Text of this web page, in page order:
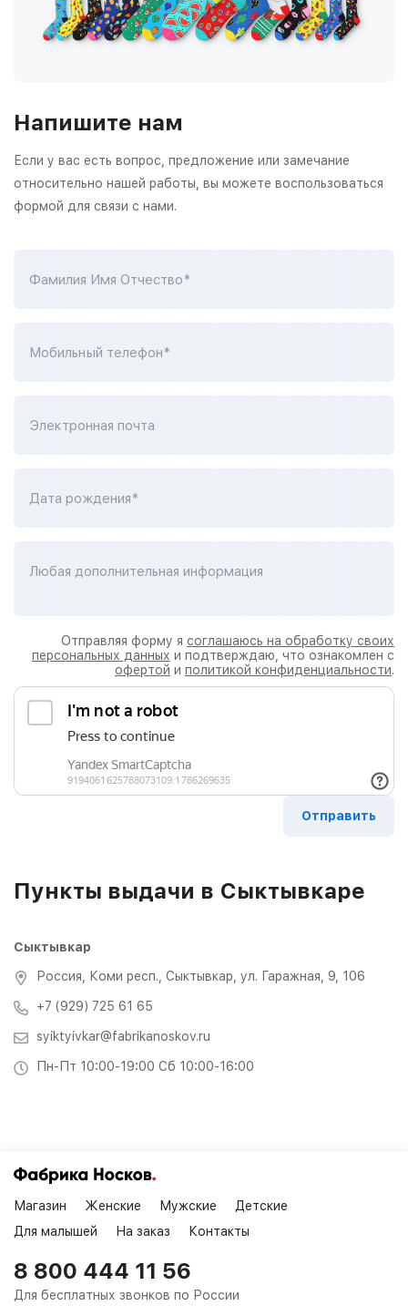
Напишите нам
Если у вас есть вопрос, предложение или замечание
относительно нашей работы, вы можете воспользоваться
формой для связи с нами.
Фамилия Имя Отчество*
Мобильный телефон*
Электронная почта
Дата рождения*
Любая дополнительная информация
Отправляя форму я соглашаюсь на обработку своих
персональных данных и подтверждаю, что ознакомлен с
офертой и политикой конфиденциальности.
Пункты выдачи в Сыктывкаре
Сыктывкар
Россия, Коми респ., Сыктывкар, ул. Гаражная, 9, 106
+7 (929) 725 61 65
syiktyivkar@fabrikanoskov.ru
Пн-Пт 10:00-19:00 Сб 10:00-16:00
Магазин Женские Мужские
Детские
Для малышей
На заказ Контакты
8 800 444 11 56
Для бесплатных звонков по России